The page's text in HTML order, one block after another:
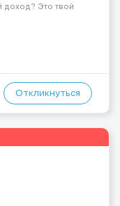
доход? Это твой
поток
Откликнуться